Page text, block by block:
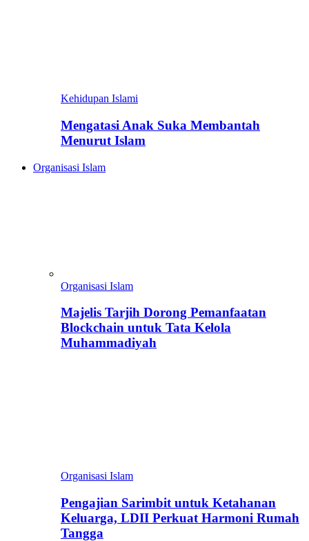
Kehidupan Islami
Mengatasi Anak Suka Membantah
Menurut Islam
Organisasi Islam
Organisasi Islam
Majelis Tarjih Dorong Pemanfaatan
Blockchain untuk Tata Kelola
Muhammadiyah
Organisasi Islam
Pengajian Sarimbit untuk Ketahanan
Keluarga, LDII Perkuat Harmoni Rumah
Tangga